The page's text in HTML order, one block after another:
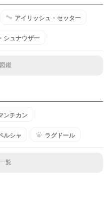
アイリッシュ・セッター
シュナウザー
鑑
ンチカン
ルシャ ラグドール
覧